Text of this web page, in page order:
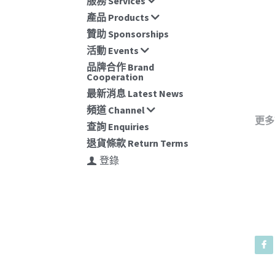
產品 Products
贊助 Sponsorships
活動 Events
品牌合作 Brand
Cooperation
最新消息 Latest News
頻道 Channel
查詢 Enquiries
退貨條款 Return Terms
登錄